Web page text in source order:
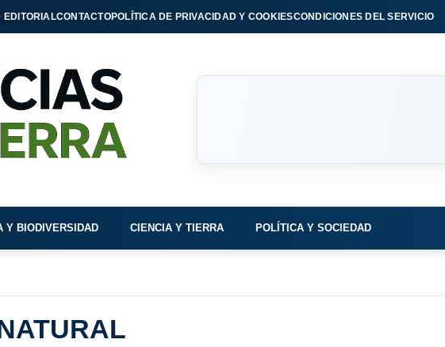
EDITORIALCONTACTOPOLÍTICA DE PRIVACIDAD Y COOKIESCONDICIONES DEL SERVICIO
Y BIODIVERSIDAD CIENCIA Y TIERRA POLÍTICA Y SOCIEDAD